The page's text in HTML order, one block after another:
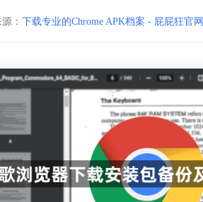
源：下载专业的Chrome APK档案 - 屁屁狂官网